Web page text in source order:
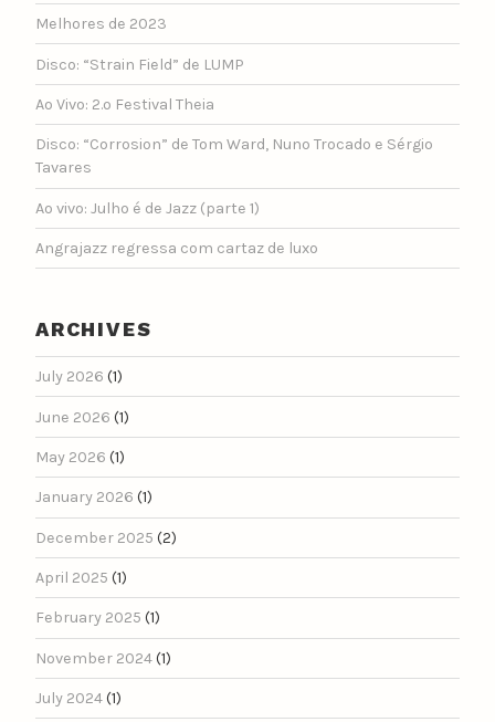
Melhores de 2023
Disco: “Strain Field” de LUMP
Ao Vivo: 2.º Festival Theia
Disco: “Corrosion” de Tom Ward, Nuno Trocado e Sérgio
Tavares
Ao vivo: Julho é de Jazz (parte 1)
Angrajazz regressa com cartaz de luxo
ARCHIVES
July 2026 (1)
June 2026 (1)
May 2026 (1)
January 2026 (1)
December 2025 (2)
April 2025 (1)
February 2025 (1)
November 2024(1)
July 2024(1)